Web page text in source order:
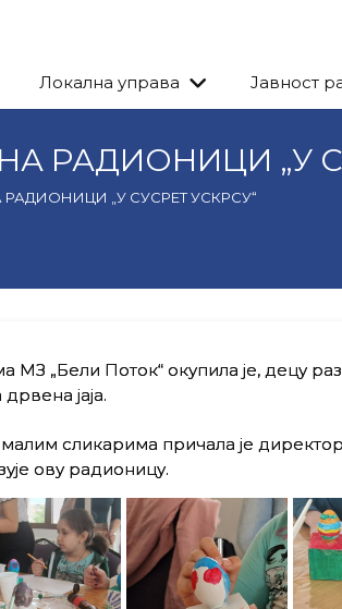
Локална управа Јавност
РАДИОНИЦИ „У
„У СУСРЕТ УСКРСУ“
„Бели Поток“ окупила је, децу
јаја.
сликарима причала је
ову радионицу.